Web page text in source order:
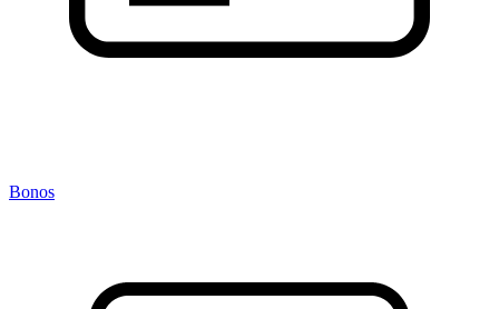
Bonos